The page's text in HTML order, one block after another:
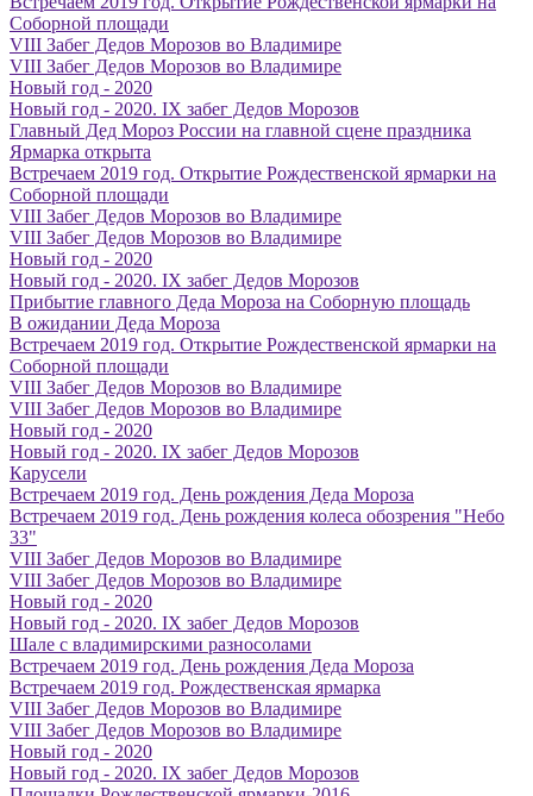
Соборной площади
VIII Забег Дедов Морозов во Владимире
VIII Забег Дедов Морозов во Владимире
Новый год - 2020
Новый год - 2020. IX забег Дедов Морозов
Главный Дед Мороз России на главной сцене праздника
Ярмарка открыта
Встречаем 2019 год. Открытие Рождественской ярмарки на
Соборной площади
VIII Забег Дедов Морозов во Владимире
VIII Забег Дедов Морозов во Владимире
Новый год - 2020
Новый год - 2020. IX забег Дедов Морозов
Прибытие главного Деда Мороза на Соборную площадь
В ожидании Деда Мороза
Встречаем 2019 год. Открытие Рождественской ярмарки на
Соборной площади
VIII Забег Дедов Морозов во Владимире
VIII Забег Дедов Морозов во Владимире
Новый год - 2020
Новый год - 2020. IX забег Дедов Морозов
Карусели
Встречаем 2019 год. День рождения Деда Мороза
Встречаем 2019 год. День рождения колеса обозрения "Небо
33"
VIII Забег Дедов Морозов во Владимире
VIII Забег Дедов Морозов во Владимире
Новый год - 2020
Новый год - 2020. IX забег Дедов Морозов
Шале с владимирскими разносолами
Встречаем 2019 год. День рождения Деда Мороза
Встречаем 2019 год. Рождественская ярмарка
VIII Забег Дедов Морозов во Владимире
VIII Забег Дедов Морозов во Владимире
Новый год - 2020
Новый год - 2020. IX забег Дедов Морозов